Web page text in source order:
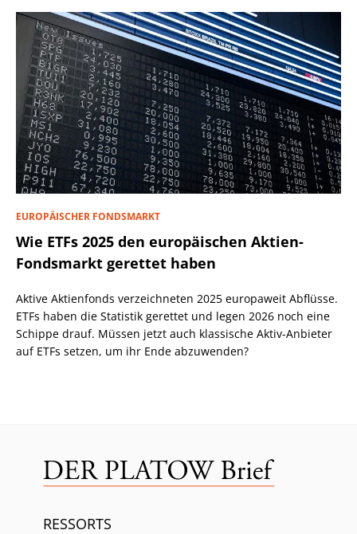
EUROPÄISCHER FONDSMARKT
Wie ETFs 2025 den europäischen Aktien-
Fondsmarkt gerettet haben
Aktive Aktienfonds verzeichneten 2025 europaweit Abflüsse.
ETFs haben die Statistik gerettet und legen 2026 noch eine
Schippe drauf. Müssen jetzt auch klassische Aktiv-Anbieter
auf ETFs setzen, um ihr Ende abzuwenden?
RESSORTS